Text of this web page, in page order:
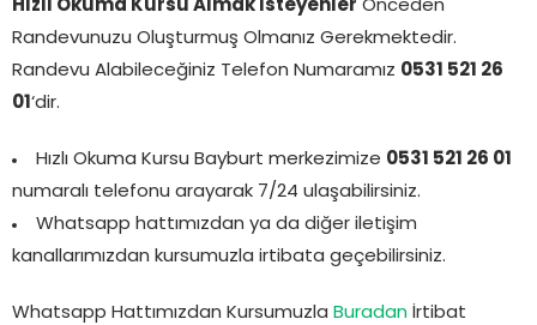
Hızlı Okuma Kursu Almak İsteyenler Önceden
Randevunuzu Oluşturmuş Olmanız Gerekmektedir.
Randevu Alabileceğiniz Telefon Numaramız 0531 521 26
01 ‘dir.
Hızlı Okuma Kursu Bayburt merkezimize 0531 521 26 01
numaralı telefonu arayarak 7/24 ulaşabilirsiniz.
Whatsapp hattımızdan ya da diğer iletişim
kanallarımızdan kursumuzla irtibata geçebilirsiniz.
Whatsapp Hattımızdan Kursumuzla Buradan İrtibat